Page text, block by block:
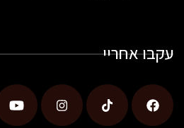
עקבו אחריי